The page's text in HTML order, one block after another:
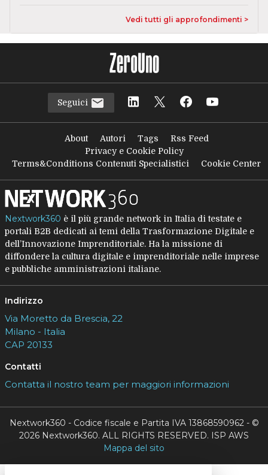
Vedi tutti gli approfondimenti >
Seguici
About Autori Tags
Rss Feed
Privacy e Cookie Policy
Terms&Conditions Contenuti Specialistici
Cookie Center
Nextwork360 è il più grande network in Italia di testate e
portali B2B dedicati ai temi della Trasformazione Digitale e
dell’Innovazione Imprenditoriale. Ha la missione di
diffondere la cultura digitale e imprenditoriale nelle imprese
e pubbliche amministrazioni italiane.
Indirizzo
Via Moretto da Brescia, 22
Milano - Italia
CAP 20133
Contatti
Contatta il nostro team per maggiori informazioni
Nextwork360 - Codice fiscale e Partita IVA 13868590962 - ©
2026 Nextwork360. ALL RIGHTS RESERVED. ISP AWS
Mappa del sito